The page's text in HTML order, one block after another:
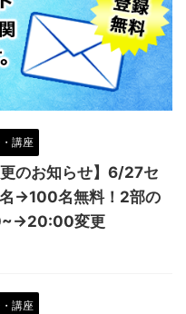
講座
更のお知らせ】6/27セ
→100名無料！2部の
変更
講座